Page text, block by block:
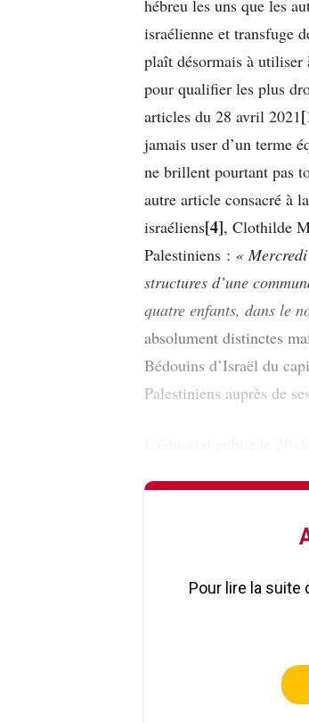
hébreu les uns que les
israélienne et transfuge
plaît désormais à utiliser
pour qualifier les plus
articles du 28 avril 2021
jamais user d’un terme
ne brillent pourtant pas
autre article consacré à
israéliens[4], Clothilde
Palestiniens : «
structures d’une
quatre enfants, dans le
absolument distinctes
Bédouins d’Israël du
Palestiniens auprès de
Pour lire la